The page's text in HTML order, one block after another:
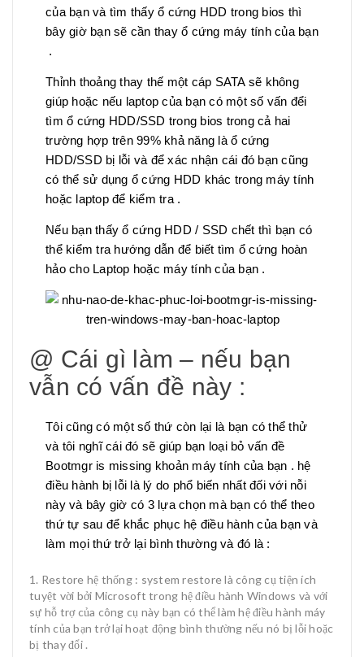
của bạn và tìm thấy ổ cứng HDD trong bios thì
bây giờ bạn sẽ cần thay ổ cứng máy tính của bạn
.
Thỉnh thoảng thay thế một cáp SATA sẽ không
giúp hoặc nếu laptop của bạn có một số vấn đểi
tìm ổ cứng HDD/SSD trong bios trong cả hai
trường hợp trên 99% khả năng là ổ cứng
HDD/SSD bị lỗi và để xác nhận cái đó bạn cũng
có thể sử dụng ổ cứng HDD khác trong máy tính
hoặc laptop để kiểm tra .
Nếu bạn thấy ổ cứng HDD / SSD chết thì bạn có
thể kiểm tra hướng dẫn để biết tìm ổ cứng hoàn
hảo cho Laptop hoặc máy tính của bạn .
@ Cái gì làm – nếu bạn
vẫn có vấn đề này :
Tôi cũng có một số thứ còn lại là bạn có thể thử
và tôi nghĩ cái đó sẽ giúp bạn loại bỏ vấn đề
Bootmgr is missing khoản máy tính của bạn . hệ
điều hành bị lỗi là lý do phổ biến nhất đối với nỗi
này và bây giờ có 3 lựa chọn mà bạn có thể theo
thứ tự sau để khắc phục hệ điều hành của bạn và
làm mọi thứ trở lại bình thường và đó là :
Restore hệ thống : system restore là công cụ tiện ích
tuyệt vời bởi Microsoft trong hệ điều hành Windows và với
sự hỗ trợ của công cụ này bạn có thể làm hệ điều hành máy
tính của bạn trở lại hoạt động bình thường nếu nó bị lỗi hoặc
bị thay đổi .